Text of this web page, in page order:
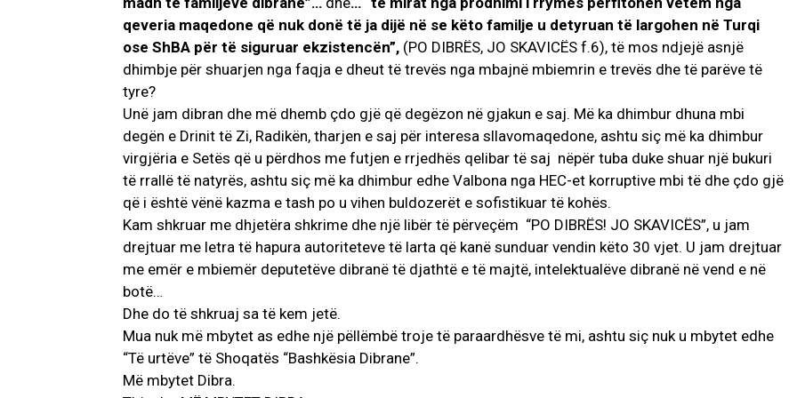
qeveria maqedone që nuk donë të ja dijë në se këto familje u detyruan të largohen në Turqi
ose ShBA për të siguruar ekzistencën”, (PO DIBRËS, JO SKAVICËS f.6), të mos ndjejë asnjë
dhimbje për shuarjen nga faqja e dheut të trevës nga mbajnë mbiemrin e trevës dhe të parëve të
tyre?
Unë jam dibran dhe më dhemb çdo gjë që degëzon në gjakun e saj. Më ka dhimbur dhuna mbi
degën e Drinit të Zi, Radikën, tharjen e saj për interesa sllavomaqedone, ashtu siç më ka dhimbur
virgjëria e Setës që u përdhos me futjen e rrjedhës qelibar të saj nëpër tuba duke shuar një bukuri
të rrallë të natyrës, ashtu siç më ka dhimbur edhe Valbona nga HEC-et korruptive mbi të dhe çdo gjë
që i është vënë kazma e tash po u vihen buldozerët e sofistikuar të kohës.
Kam shkruar me dhjetëra shkrime dhe një libër të përveçëm “PO DIBRËS! JO SKAVICËS”, u jam
drejtuar me letra të hapura autoriteteve të larta që kanë sunduar vendin këto 30 vjet. U jam drejtuar
me emër e mbiemër deputetëve dibranë të djathtë e të majtë, intelektualëve dibranë në vend e në
botë…
Dhe do të shkruaj sa të kem jetë.
Mua nuk më mbytet as edhe një pëllëmbë troje të paraardhësve të mi, ashtu siç nuk u mbytet edhe
“Të urtëve” të Shoqatës “Bashkësia Dibrane”.
Më mbytet Dibra.